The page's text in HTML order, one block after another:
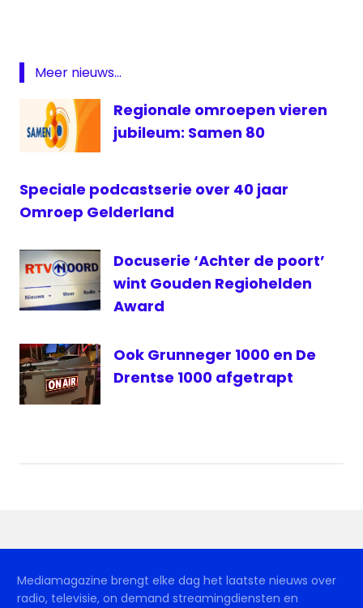
gsm
noodnummer
Omroep
RTV
Noord
Meer nieuws...
Regionale omroepen vieren
jubileum: Samen 80
Speciale podcastserie over 40 jaar
Omroep Gelderland
Docuserie ‘Achter de poort’
wint Gouden Regiohelden
Award
Ook Grunneger 1000 en De
Drentse 1000 afgetrapt
Mediamagazine brengt elke dag het laatste nieuws over
radio, televisie, on demand streamingdiensten en